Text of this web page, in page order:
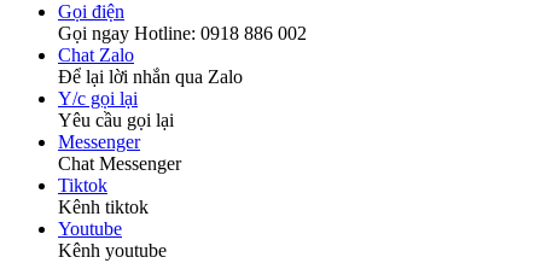
Gọi điện
Gọi ngay Hotline: 0918 886 002
Chat Zalo
Để lại lời nhắn qua Zalo
Y/c gọi lại
Yêu cầu gọi lại
Messenger
Chat Messenger
Tiktok
Kênh tiktok
Youtube
Kênh youtube